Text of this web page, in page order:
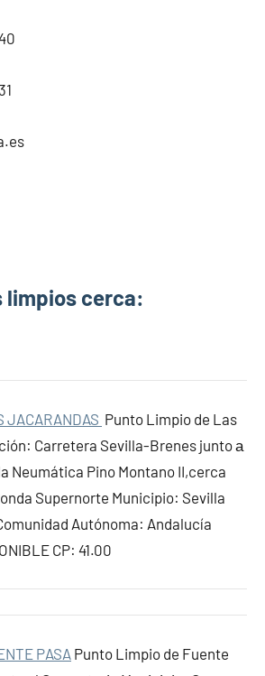
limpios cerca:
JACARANDAS Punto Limpio de Las
Carretera Sevilla-Brenes junto а
Neumática Pino Montano II,cerca
Supernorte Municipio: Sevilla
Autónoma: Andalucía
CP: 41.00
PASA Punto Limpio de Fuente